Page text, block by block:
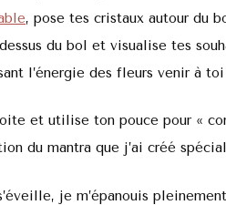
, pose tes cristaux autour du
du bol et visualise tes
l’énergie des fleurs venir à
et utilise ton pouce pour «
du mantra que j’ai créé
je m’épanouis